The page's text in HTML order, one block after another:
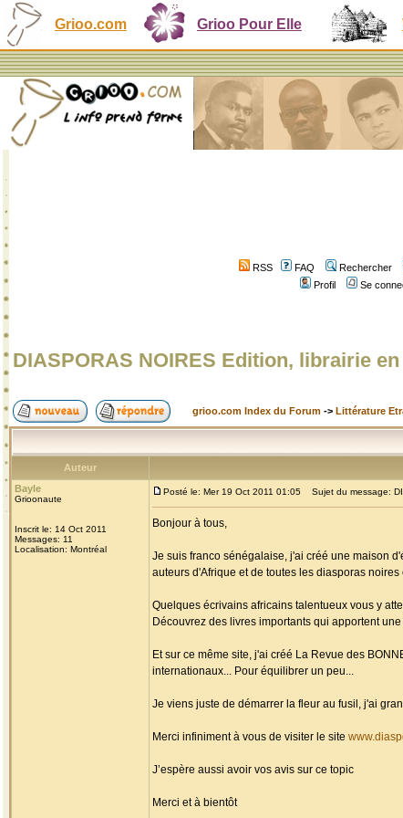
Grioo.com Grioo Pour Elle
RSS FAQ Rechercher
Profil
Se
DIASPORAS NOIRES Edition, librairie
grioo.com Index du Forum -> Littérature
Auteur
Bayle
Grioonaute
Inscrit le: 14 Oct 2011
Messages: 11
Localisation: Montréal
Posté le: Mer 19 Oct 2011 01:05 Sujet du message:
Bonjour à tous,
Je suis franco sénégalaise, j'ai créé une maison
auteurs d'Afrique et de toutes les diasporas noires
Quelques écrivains africains talentueux vous y
Découvrez des livres importants qui apportent
Et sur ce même site, j'ai créé La Revue des
internationaux... Pour équilibrer un peu...
Je viens juste de démarrer la fleur au fusil, j'ai
Merci infiniment à vous de visiter le site
J’espère aussi avoir vos avis sur ce topic
Merci et à bientôt